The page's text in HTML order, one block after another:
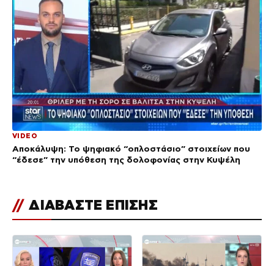
VIDEO
Αποκάλυψη: Το ψηφιακό “οπλοστάσιο” στοιχείων που
“έδεσε” την υπόθεση της δολοφονίας στην Κυψέλη
// ΔΙΑΒΑΣΤΕ ΕΠΙΣΗΣ